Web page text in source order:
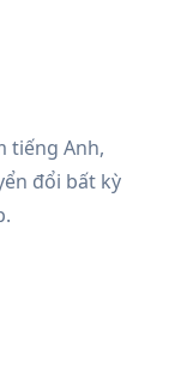
tiếng Anh,
đổi bất kỳ